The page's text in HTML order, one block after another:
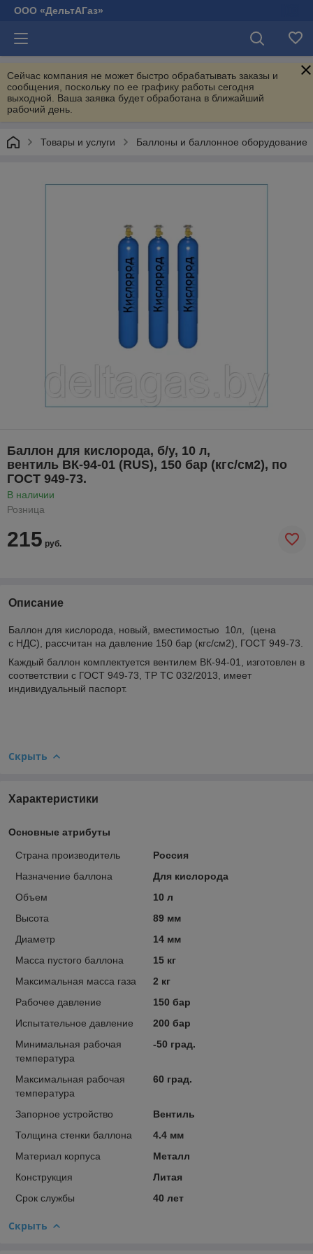
ООО «ДельтАГаз»
Сейчас компания не может быстро обрабатывать заказы и
сообщения, поскольку по ее графику работы сегодня
выходной. Ваша заявка будет обработана в ближайший
рабочий день.
Товары и услуги Баллоны и баллонное оборудование
Баллон для кислорода, б/у, 10 л,
вентиль ВК-94-01 (RUS), 150 бар (кгс/см2), по
ГОСТ 949-73.
В наличии
Розница
215 руб.
Описание
Баллон для кислорода, новый, вместимостью 10л, (цена
с НДС), рассчитан на давление 150 бар (кгс/см2), ГОСТ 949-73.
Каждый баллон комплектуется вентилем ВК-94-01, изготовлен в
соответствии с ГОСТ 949-73, ТР ТС 032/2013, имеет
индивидуальный паспорт.
Скрыть
Характеристики
Основные атрибуты
Страна производитель
Россия
Назначение баллона
Для кислорода
Объем
10 л
Высота
89 мм
Диаметр
14 мм
Масса пустого баллона
15 кг
Максимальная масса газа
2 кг
Рабочее давление
150 бар
Испытательное давление
200 бар
Минимальная рабочая
температура
-50 град.
Максимальная рабочая
температура
60 град.
Запорное устройство
Вентиль
Толщина стенки баллона
4.4 мм
Материал корпуса
Металл
Конструкция
Литая
Срок службы
40 лет
Скрыть